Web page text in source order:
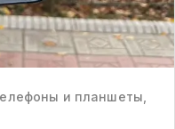
и планшеты,